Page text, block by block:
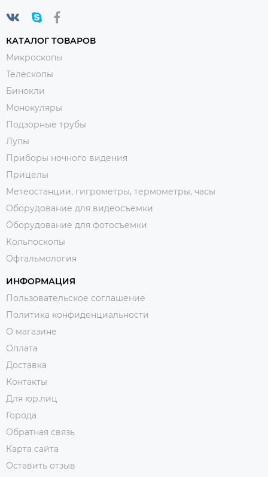
КАТАЛОГ ТОВАРОВ
Микроскопы
Телескопы
Бинокли
Монокуляры
Подзорные трубы
Лупы
Приборы ночного видения
Прицелы
Метеостанции, гигрометры, термометры, часы
Оборудование для видеосъемки
Оборудование для фотосъемки
Кольпоскопы
Офтальмология
ИНФОРМАЦИЯ
Пользовательское соглашение
Политика конфиденциальности
О магазине
Оплата
Доставка
Контакты
Для юр.лиц
Города
Обратная связь
Карта сайта
Оставить отзыв